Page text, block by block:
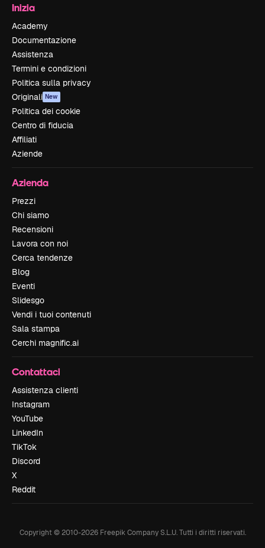
Inizia
Academy
Documentazione
Assistenza
Termini e condizioni
Politica sulla privacy
Originali New
Politica dei cookie
Centro di fiducia
Affiliati
Aziende
Azienda
Prezzi
Chi siamo
Recensioni
Lavora con noi
Cerca tendenze
Blog
Eventi
Slidesgo
Vendi i tuoi contenuti
Sala stampa
Cerchi magnific.ai
Contattaci
Assistenza clienti
Instagram
YouTube
LinkedIn
TikTok
Discord
X
Reddit
Copyright © 2010-2026Freepik Company S.L.U. Tutti i diritti riservati.